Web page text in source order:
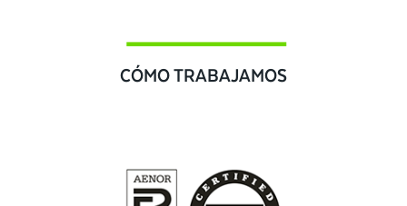
CÓMO TRABAJAMOS